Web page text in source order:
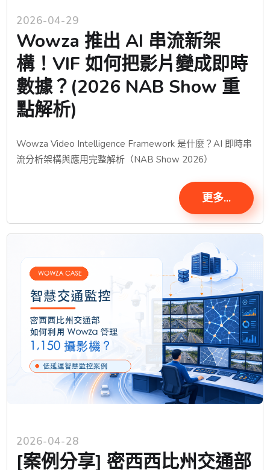
2026-04-29
Wowza 推出 AI 串流新架
構！VIF 如何把影片變成即時
數據？(2026 NAB Show 重
點解析)
Wowza Video Intelligence Framework 是什麼？AI 即時串
流分析架構與應用完整解析（NAB Show 2026）
更多...
2026-04-28
[案例分享] 密西西比州交通部